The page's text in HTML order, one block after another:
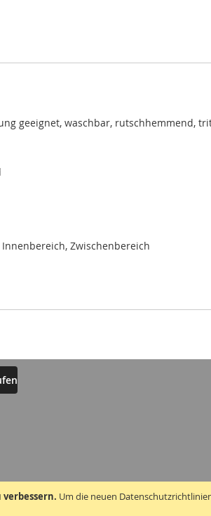
Um die neuen
geeignet, waschbar, rutschhemmend,
Zwischenbereich